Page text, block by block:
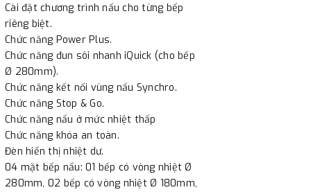
3. Chuyển khoản qua ngân hàng
- Nếu địa điểm giao hàng khác với địa điểm thanh toán
hoặc với những đơn đặt hàng ngoài nội thành Hà Nội.
Chúng tôi sẽ thu tiền trước 100% giá trị hàng + phí vận
chuyển theo cước phí tính trong chính sách vận chuyển
bằng phương thức chuyển khoản trước khi giao hàng.
- Sau khi có thông tin xác thực đã chuyển tiền của quý
khách, chúng tôi sẽ thực hiện đơn hàng theo yêu cầu.
Cài đặt chương trình nấu cho từng bếp
riêng biệt.
Chức năng Power Plus.
Chức năng đun sôi nhanh iQuick (cho bếp
Ø 280mm).
Chức năng kết nối vùng nấu Synchro.
Chức năng Stop & Go.
Chức năng nấu ở mức nhiệt thấp
Chức năng khóa an toàn.
Đèn hiển thị nhiệt dư.
04 mặt bếp nấu: 01 bếp có vòng nhiệt Ø
280mm, 02 bếp có vòng nhiệt Ø 180mm,